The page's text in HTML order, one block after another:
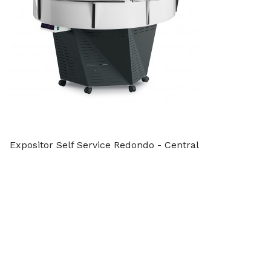
Expositor Self Service Redondo - Central